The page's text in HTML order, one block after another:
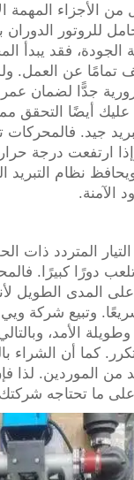
من الأجزاء المهمة
للروتور الدوران
الجودة، فقد يبدأ
تمامًا عن العمل.
جدًّا لضمان
أيضًا التحقق
جيد. فالمحركات
ارتفعت درجة
نظام التبريد
الآمنة.
المتردد ذات
دورًا كبيرًا.
على المدى الطويل
وتبيع شركة
الأمد،
كما أن الشراء
الموردين. لذا
ما تحتاجه شركتك